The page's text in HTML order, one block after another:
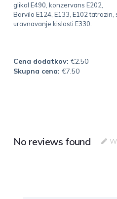
glikol E490, konzervans E202,
Barvilo E124, E133, E102 tatrazin,
uravnavanje kislosti E330.
Cena dodatkov: €2.50
Skupna cena: €7.50
No reviews found